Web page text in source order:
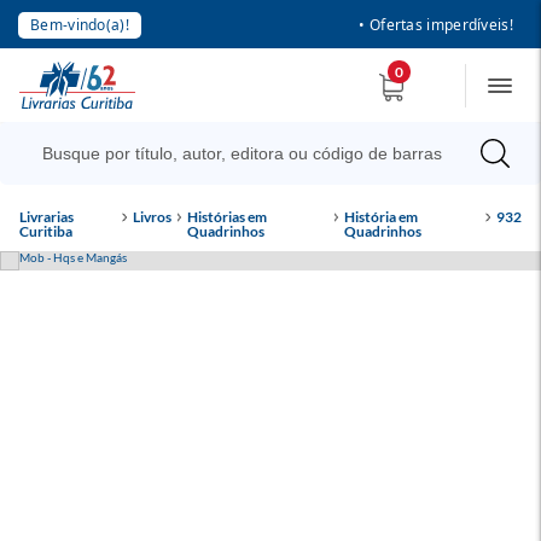
Bem-vindo(a)! • Ofertas imperdíveis!
0
Livrarias
Curitiba
Livros
Histórias em
Quadrinhos
História em
Quadrinhos
932